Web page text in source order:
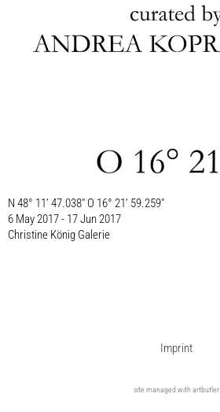
N 48° 11’ 47.038″ O 16° 21’ 59.259″
6 May 2017 - 17 Jun 2017
Christine König Galerie
Imprint
site managed with artbutler